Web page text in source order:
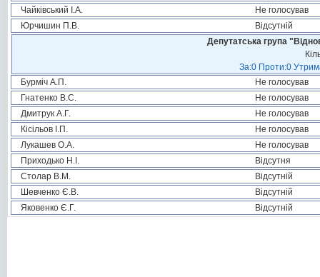
Чайківський І.А.
Не голосував
Юрчишин П.В.
Відсутній
Депутатська група
За:0 Проти:0
Бурміч А.П.
Не голосував
Гнатенко В.С.
Не голосував
Дмитрук А.Г.
Не голосував
Кісільов І.П.
Не голосував
Лукашев О.А.
Не голосував
Приходько Н.І.
Відсутня
Столар В.М.
Відсутній
Шевченко Є.В.
Відсутній
Яковенко Є.Г.
Відсутній